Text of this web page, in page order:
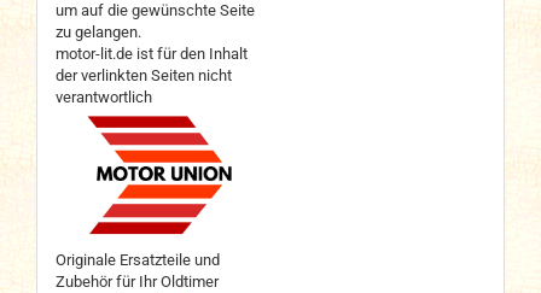
um auf die gewünschte Seite
zu gelangen.
motor-lit.de ist für den Inhalt
der verlinkten Seiten nicht
verantwortlich
Originale Ersatzteile und
Zubehör für Ihr Oldtimer